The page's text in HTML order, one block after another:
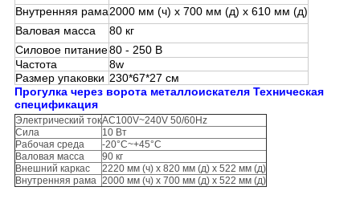
Внутренняя рама2000 мм (ч) х 700 мм (д) х 610 мм (д)
Валовая масса
80 кг
Силовое питание80 - 250 В
Частота
8w
Размер упаковки 230*67*27 см
Прогулка через ворота металлоискателя Техническая
спецификация
Электрический токAC100V~240V 50/60Hz
Сила
10 Вт
Рабочая среда
-20°C~+45°C
Валовая масса
90 кг
Внешний каркас
2220 мм (ч) х 820 мм (д) х 522 мм (д)
Внутренняя рама 2000 мм (ч) х 700 мм (д) х 522 мм (д)